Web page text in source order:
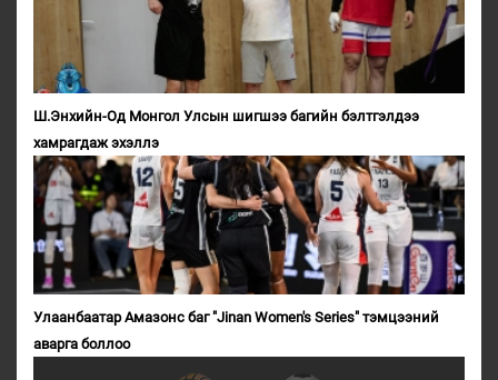
Ш.Энхийн-Од Монгол Улсын шигшээ багийн бэлтгэлдээ
хамрагдаж эхэллэ
Улаанбаатар Амазонс баг "Jinan Women's Series" тэмцээний
аварга боллоо